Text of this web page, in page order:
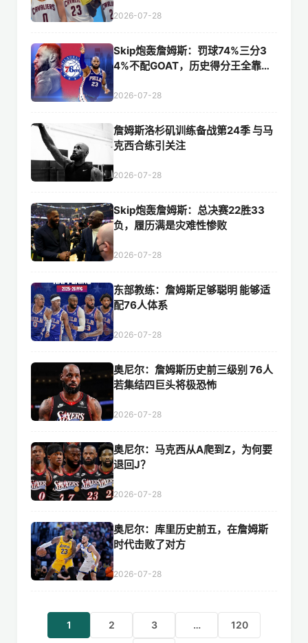
2026-07-28
Skip炮轰詹姆斯：罚球74%三分3
4%不配GOAT，历史得分王全靠持
2026-07-28
詹姆斯洛杉矶训练备战第24季 与马
克西合练引关注
2026-07-28
Skip炮轰詹姆斯：总决赛22胜33
负，履历满是灾难性惨败
2026-07-28
东部教练：詹姆斯足够聪明 能够适
配76人体系
2026-07-28
奥尼尔：詹姆斯历史前三级别 76人
若集结四巨头将极恐怖
2026-07-28
奥尼尔：马克西从A爬到Z，为何要
退回J？
2026-07-28
奥尼尔：库里历史前五，在詹姆斯
时代击败了对方
2026-07-28
1 2 3 … 120